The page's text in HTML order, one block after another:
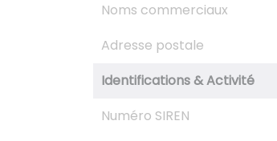
Noms commerciaux
Adresse postale
Identifications & Activité
Numéro SIREN